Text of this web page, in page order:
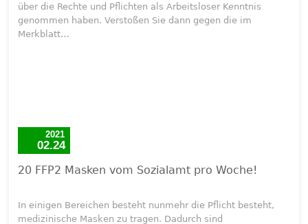
über die Rechte und Pflichten als Arbeitsloser Kenntnis
genommen haben. Verstoßen Sie dann gegen die im
Merkblatt…
2021
02.24
20 FFP2 Masken vom Sozialamt pro Woche!
In einigen Bereichen besteht nunmehr die Pflicht besteht,
medizinische Masken zu tragen. Dadurch sind